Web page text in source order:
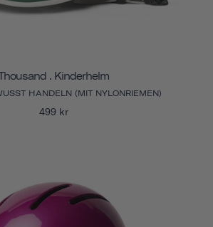
. Kinderhelm
HANDELN (MIT NYLONRIEMEN)
499 kr